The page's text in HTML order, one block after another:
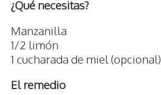
¿Qué necesitas?
Manzanilla
1/2 limón
1 cucharada de miel (opcional)
El remedio